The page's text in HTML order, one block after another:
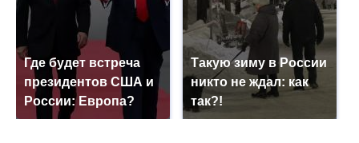
Где будет встреча
президентов США и
России: Европа?
Такую зиму в России
никто не ждал: как
так?!